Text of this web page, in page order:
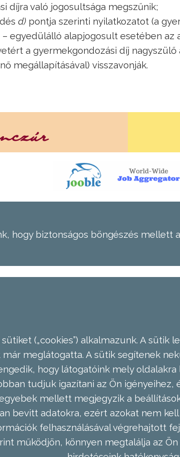
díjra való jogosultsága megszűnik;
d) pontja szerinti nyilatkozatot (a
egyedülálló alapjogosult esetében az
a gyermekgondozási díj
megállapításával) visszavonják.
hogy biztonságos böngészés mellett
(„cookies”) alkalmazunk. A sütik
meglátogatta. A sütik segítenek
hogy látogatóink mely
tudjuk igazítani az Ön
mellett megjegyzik a
bevitt adatokra, ezért azokat nem
felhasználásával végrehajtott
működjön, könnyen megtalálja az